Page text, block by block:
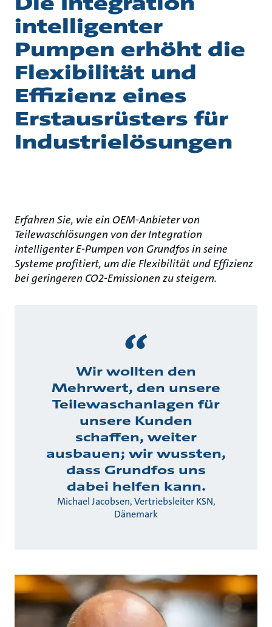
intelligenter
Pumpen erhöht die
Flexibilität und
Effizienz eines
Erstausrüsters für
Industrielösungen
Erfahren Sie, wie ein OEM-Anbieter von
Teilewaschlösungen von der Integration
intelligenter E-Pumpen von Grundfos in seine
Systeme profitiert, um die Flexibilität und Effizienz
bei geringeren CO2-Emissionen zu steigern.
Wir wollten den
Mehrwert, den unsere
Teilewaschanlagen für
unsere Kunden
schaffen, weiter
ausbauen; wir wussten,
dass Grundfos uns
dabei helfen kann.
Michael Jacobsen, Vertriebsleiter KSN,
Dänemark